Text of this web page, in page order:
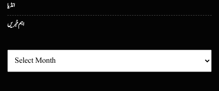
انڈیا
اہم خبریں